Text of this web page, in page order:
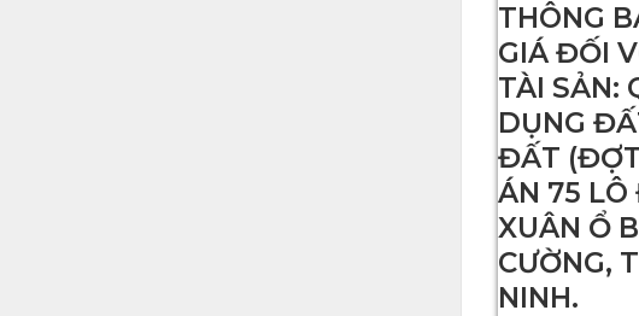
THÔNG
GIÁ ĐỐI
TÀI SẢN:
DỤNG
ĐẤT
ÁN 75 LÔ
XUÂN Ổ
CƯỜNG,
NINH.